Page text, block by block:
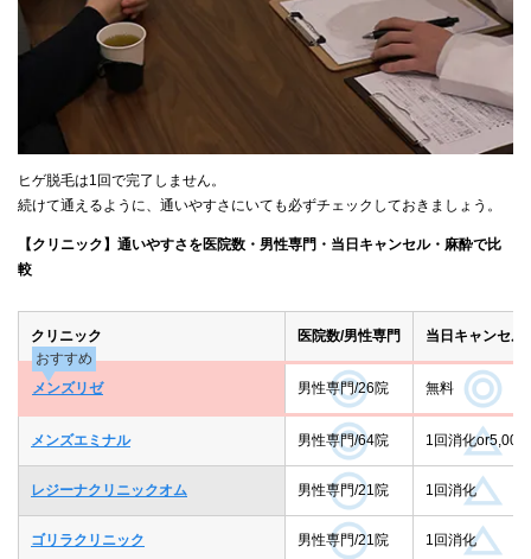
ヒゲ脱毛は1回で完了しません。
続けて通えるように、通いやすさにいても必ずチェックしておきましょう。
【クリニック】通いやすさを医院数・男性専門・当日キャンセル・麻酔で比
較
クリニック 医院数/男性専門
当日キャンセル
おすすめ
メンズリゼ
男性専門/26院 無料
メンズエミナル 男性専門/64院 1回消化or5,000
レジーナクリニックオム 男性専門/21院 1回消化
ゴリラクリニック 男性専門/21院 1回消化